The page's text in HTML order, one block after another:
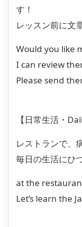
す！
レッスン前に文
Would you like
I can review
Please send
【日常生活・
レストランで、
毎日の生活にひ
at the
Let’s learn the